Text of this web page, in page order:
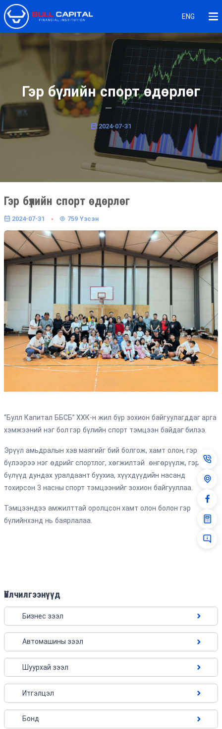
ENG
Гэр бүлийн спорт өдөрлөг
2024-07-31
Гэр бүлийн спорт өдөрлөг
2024-07-31 759Үзсэн
“Булл Капитал ББСБ” ХХК-н жил бүр зохион байгуулагддаг арга
хэмжээний нэг бол гэр бүлийн спорт тэмцээн байдаг билээ.
Эрүүл амьдралын хэв маягийг бий болгож, хамт олон, гэр
бүлээрээ нэг өдрийг спортлог, хөгжилтэй өнгөрүүлж, гэр
бүлүүд дундах уралдаант буухиа, хүүхдүүдийн насанд
тохирсон 3 насны спорт тэмцээнийг зохион байгууллаа.
Тэмцээндээ амжилттай оролцсон хамт олон болон гэр
бүлийнхэнд нь баярлалаа.
Үйлчилгээнүүд
Бизнес зээл
Автомашины зээл
Шуурхай зээл
Итгэлцэл
Бонд